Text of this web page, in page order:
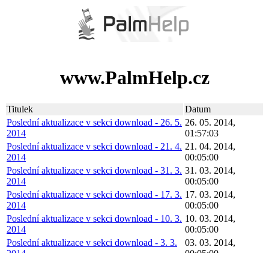
www.PalmHelp.cz
Titulek
Datum
Poslední aktualizace v sekci download - 26. 5.
2014
26. 05. 2014,
01:57:03
Poslední aktualizace v sekci download - 21. 4.
2014
21. 04. 2014,
00:05:00
Poslední aktualizace v sekci download - 31. 3.
2014
31. 03. 2014,
00:05:00
Poslední aktualizace v sekci download - 17. 3.
2014
17. 03. 2014,
00:05:00
Poslední aktualizace v sekci download - 10. 3.
2014
10. 03. 2014,
00:05:00
Poslední aktualizace v sekci download - 3. 3.
03. 03. 2014,